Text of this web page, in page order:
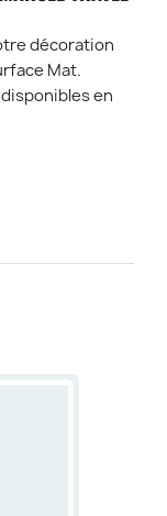
décoration
Mat.
en